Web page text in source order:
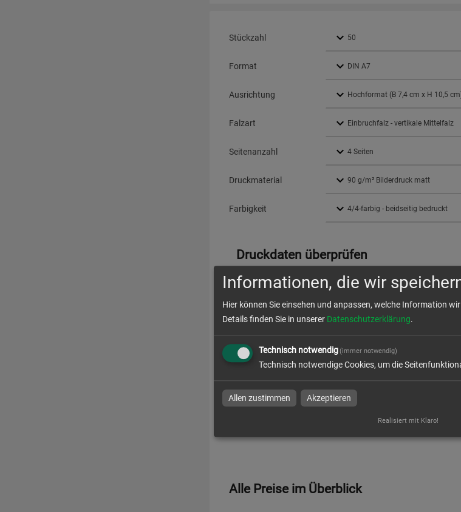
Stückzahl
Format
Ausrichtung
Falzart
Seitenanzahl
Druckmaterial
Farbigkeit
Druckdaten überprüfen
Datencheck
Produktion und Versand
Absenderadresse
Alle Preise im Überblick
Informationen, die wir
Hier können Sie einsehen und anpassen, welche Information
Details finden Sie in unserer Datenschutzerklärung.
Technisch notwendig(immer notwendig)
Technisch notwendige Cookies, um die
Allen zustimmen Akzeptieren
Realisiert mit Klaro!